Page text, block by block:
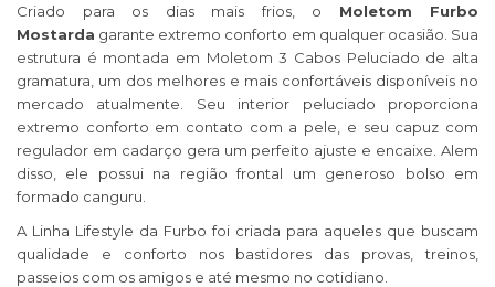
Criado para os dias mais frios, o Moletom Furbo
Mostarda garante extremo conforto em qualquer ocasião. Sua
estrutura é montada em Moletom 3 Cabos Peluciado de alta
gramatura, um dos melhores e mais confortáveis disponíveis no
mercado atualmente. Seu interior peluciado proporciona
extremo conforto em contato com a pele, e seu capuz com
regulador em cadarço gera um perfeito ajuste e encaixe. Alem
disso, ele possui na região frontal um generoso bolso em
formado canguru.
A Linha Lifestyle da Furbo foi criada para aqueles que buscam
qualidade e conforto nos bastidores das provas, treinos,
passeios com os amigos e até mesmo no cotidiano.